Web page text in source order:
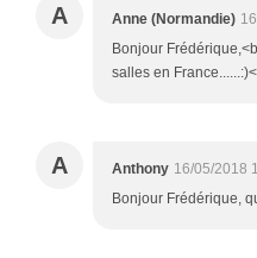
A Anne (Normandie)
Bonjour
salles en
A Anthony 16/05/2018
Bonjour Frédérique,